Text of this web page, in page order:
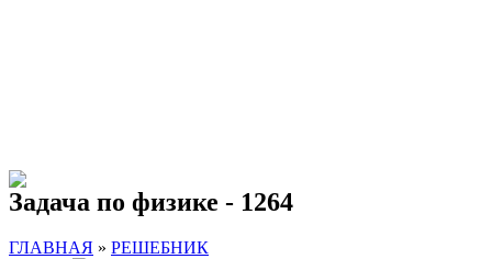
Задача по физике - 1264
ГЛАВНАЯ » РЕШЕБНИК